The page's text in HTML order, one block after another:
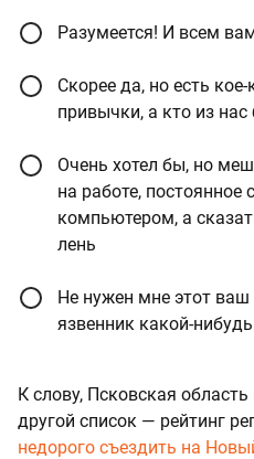
Разумеется! И всем
Скорее да, но есть
привычки, а кто из нас
Очень хотел бы, но
на работе, постоянное
компьютером, а
лень
Не нужен мне этот
язвенник какой-нибудь
К слову, Псковская
другой список — рейтинг
недорого съездить на